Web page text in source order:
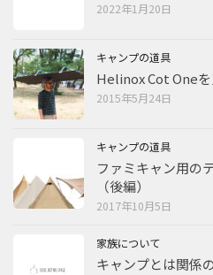
2022年1月20日
キャンプの道具
Helinox Cot One
2015年5月24日
キャンプの道具
ファミキャン用の
（後編）
2017年10月5日
家族について
キャンプとは関係